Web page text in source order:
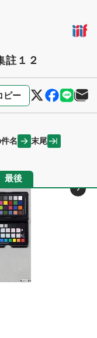
註１２
ピー
名 末尾
最後